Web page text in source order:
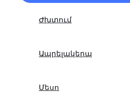
Ժխտում
Ապրելակերպ
Մեսո